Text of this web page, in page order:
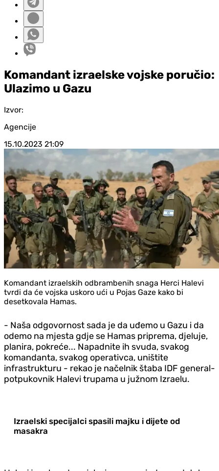
Komandant izraelske vojske poručio:
Ulazimo u Gazu
Izvor:
Agencije
15.10.2023 21:09
Komandant izraelskih odbrambenih snaga Herci Halevi
tvrdi da će vojska uskoro ući u Pojas Gaze kako bi
desetkovala Hamas.
- Naša odgovornost sada je da uđemo u Gazu i da
odemo na mjesta gdje se Hamas priprema, djeluje,
planira, pokreće... Napadnite ih svuda, svakog
komandanta, svakog operativca, uništite
infrastrukturu - rekao je načelnik štaba IDF general-
potpukovnik Halevi trupama u južnom Izraelu.
Izraelski specijalci spasili majku i dijete od
masakra